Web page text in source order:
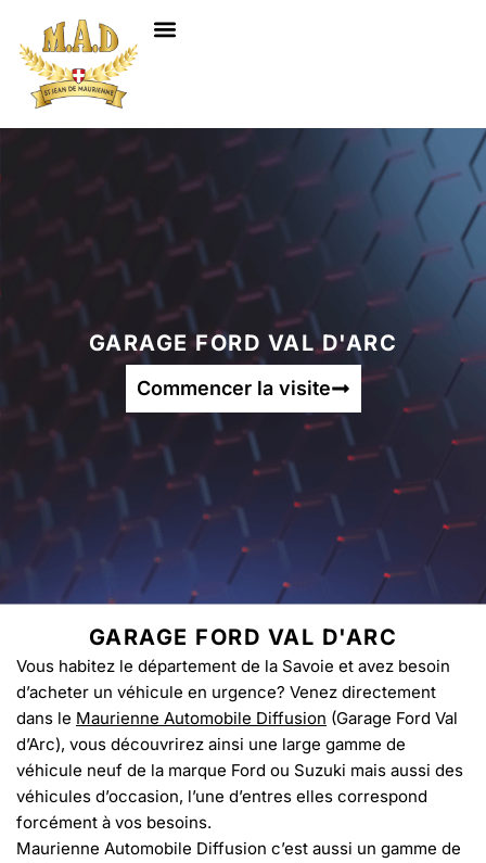
GARAGE FORD VAL D'ARC
Commencer la visite
GARAGE FORD VAL D'ARC
Vous habitez le département de la Savoie et avez besoin
d’acheter un véhicule en urgence? Venez directement
dans le Maurienne Automobile Diffusion (Garage Ford Val
d’Arc), vous découvrirez ainsi une large gamme de
véhicule neuf de la marque Ford ou Suzuki mais aussi des
véhicules d’occasion, l’une d’entres elles correspond
forcément à vos besoins.
Maurienne Automobile Diffusion c’est aussi un gamme de